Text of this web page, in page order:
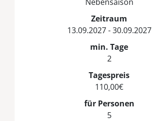
Zeitraum
13.09.2027 - 30.09.2027
min. Tage
2
Tagespreis
110,00€
für Personen
5